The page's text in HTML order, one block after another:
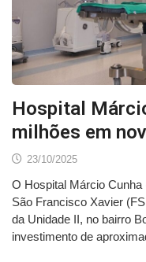
Hospital
milhões em
23/10/2025
O Hospital Márcio
São Francisco Xavier
da Unidade II, no bairro
investimento de